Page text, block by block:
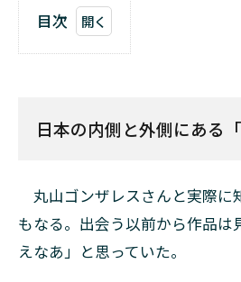
目次
外側
にあ
バい
場
日本の内側と外側にある
丸山ゴンザレスさんと実際に
もなる。出会う以前から作品は
えなあ」と思っていた。